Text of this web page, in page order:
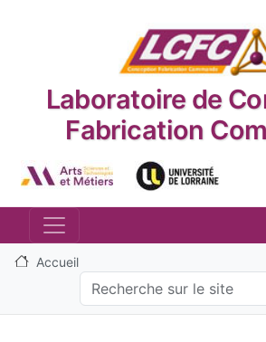
Laboratoire de
Fabrication
Logo_image Logo_image
Accueil
Search